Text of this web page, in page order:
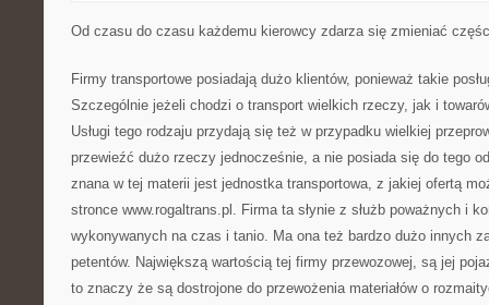
Od czasu do czasu każdemu kierowcy zdarza się zmieniać
Firmy transportowe posiadają dużo klientów, ponieważ takie
Szczególnie jeżeli chodzi o transport wielkich rzeczy, jak i
Usługi tego rodzaju przydają się też w przypadku wielkiej
przewieźć dużo rzeczy jednocześnie, a nie posiada się do tego
znana w tej materii jest jednostka transportowa, z jakiej ofertą
stronce www.rogaltrans.pl. Firma ta słynie z służb poważnych i
wykonywanych na czas i tanio. Ma ona też bardzo dużo innych
petentów. Największą wartością tej firmy przewozowej, są jej
to znaczy że są dostrojone do przewożenia materiałów o